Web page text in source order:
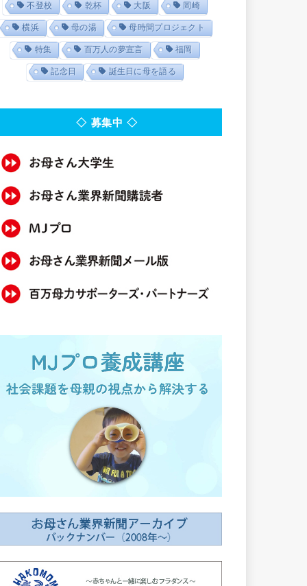
不登校 乾杯 大阪 岡崎
横浜 母の湯 母時間プロジェクト
特集 百万人の夢宣言 福岡
記念日 誕生日に母を語る
◇ 募集中 ◇